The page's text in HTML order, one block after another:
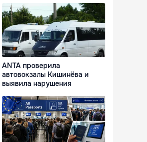
ANTA проверила
автовокзалы Кишинёва и
выявила нарушения